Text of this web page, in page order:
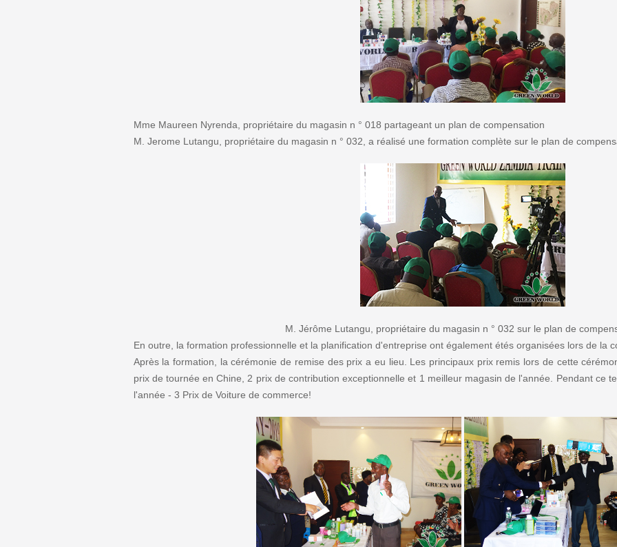
Mme Maureen Nyrenda, propriétaire du magasin n ° 018 partageant un plan de compensation
M. Jerome Lutangu, propriétaire du magasin n ° 032, a réalisé une formation complète sur le plan de
M. Jérôme Lutangu, propriétaire du magasin n ° 032 sur le plan de
En outre, la formation professionnelle et la planification d'entreprise ont également étés organisées lors de la
Après la formation, la cérémonie de remise des prix a eu lieu. Les principaux prix remis lors de cette
prix de tournée en Chine, 2 prix de contribution exceptionnelle et 1 meilleur magasin de l'année. Pendant ce
l'année - 3 Prix de Voiture de commerce!